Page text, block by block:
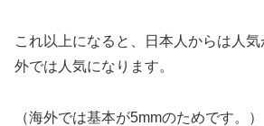
これ以上になると、日本人からは人
外では人気になります。
（海外では基本が5mmのためです。）